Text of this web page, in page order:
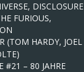
DISCLOSURE
FURIOUS,
(TOM HARDY, JOEL
#21 – 80 JAHRE